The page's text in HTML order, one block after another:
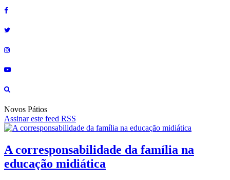
Novos Pátios
Assinar este feed RSS
A corresponsabilidade da família na
educação midiática